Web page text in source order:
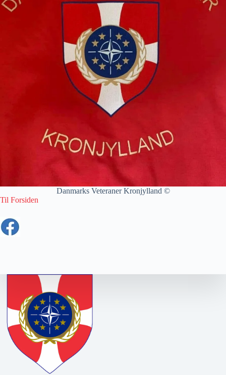
Danmarks Veteraner Kronjylland ©
Til Forsiden